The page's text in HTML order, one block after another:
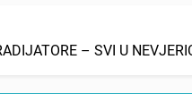
– SVI U